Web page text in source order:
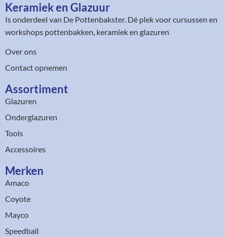
Keramiek en Glazuur​
Is onderdeel van De Pottenbakster. Dé plek voor cursussen en
workshops pottenbakken, keramiek en glazuren
Over ons
Contact opnemen
Assortiment​
Glazuren
Onderglazuren
Tools
Accessoires
Merken
Amaco
Coyote
Mayco
Speedball